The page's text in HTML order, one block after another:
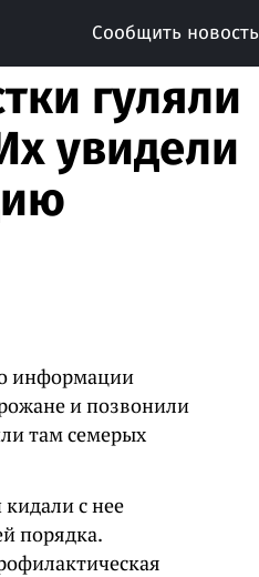
Сообщить новость
гуляли
увидели
информации
и позвонили
там семерых
с нее
порядка.